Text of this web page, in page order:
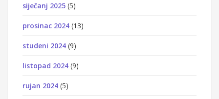
siječanj 2025 (5)
prosinac 2024 (13)
studeni 2024 (9)
listopad 2024 (9)
rujan 2024 (5)